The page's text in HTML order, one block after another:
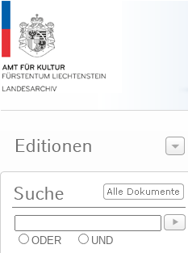
ODER UND